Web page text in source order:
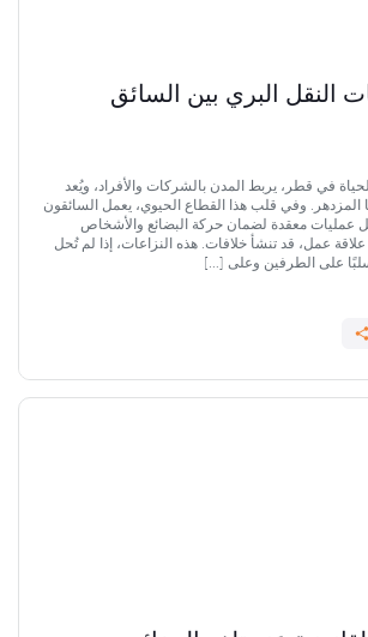
النقل البري بين السائق
في قطر، يربط المدن بالشركات والأفراد، ويُعد
المزدهر. وفي قلب هذا القطاع الحيوي، يعمل السائقون
عمليات معقدة لضمان حركة البضائع والأشخاص
عمل، قد تنشأ خلافات. هذه النزاعات، إذا لم تُحل
سلبًا على الطرفين وعلى […]